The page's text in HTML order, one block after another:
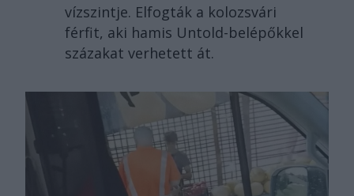
vízszintje. Elfogták a kolozsvári
férfit, aki hamis Untold-belépőkkel
százakat verhetett át.